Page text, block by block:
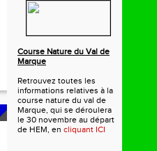
Course Nature du Val de
Marque
Retrouvez toutes les
informations relatives à la
course nature du val de
Marque, qui se déroulera
le 30 novembre au départ
de HEM, en cliquant ICI